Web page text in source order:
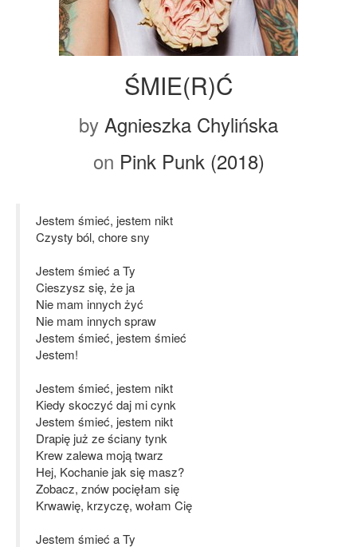
ŚMIE(R)Ć
by Agnieszka Chylińska
on Pink Punk (2018)
Jestem śmieć, jestem nikt
Czysty ból, chore sny
Jestem śmieć a Ty
Cieszysz się, że ja
Nie mam innych żyć
Nie mam innych spraw
Jestem śmieć, jestem śmieć
Jestem!
Jestem śmieć, jestem nikt
Kiedy skoczyć daj mi cynk
Jestem śmieć, jestem nikt
Drapię już ze ściany tynk
Krew zalewa moją twarz
Hej, Kochanie jak się masz?
Zobacz, znów pocięłam się
Krwawię, krzyczę, wołam Cię
Jestem śmieć a Ty